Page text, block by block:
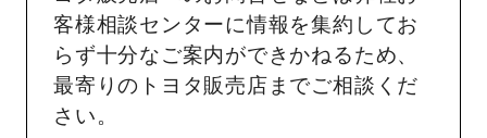
客様相談センターに情報を集約してお
らず十分なご案内ができかねるため、
最寄りのトヨタ販売店までご相談くだ
さい。